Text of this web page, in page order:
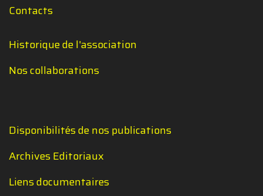
Contacts
Historique de l'association
Nos collaborations
Disponibilités de nos publications
Archives Editoriaux
Liens documentaires